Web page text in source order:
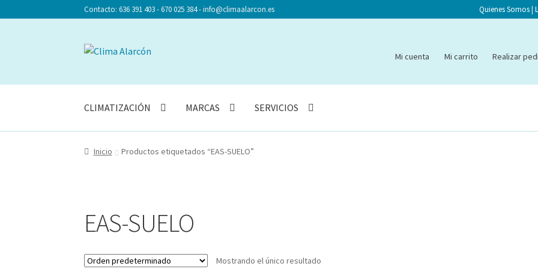
Contacto: 636 391 403 - 670 025 384 - info@climaalarcon.es Quienes Somos|
Ir
Ir
Mi cuenta Mi carrito Realizar
CLIMATIZACIÓN MARCAS SERVICIOS
Inicio Productos etiquetados “EAS-SUELO”
EAS-SUELO
Mostrando el único resultado